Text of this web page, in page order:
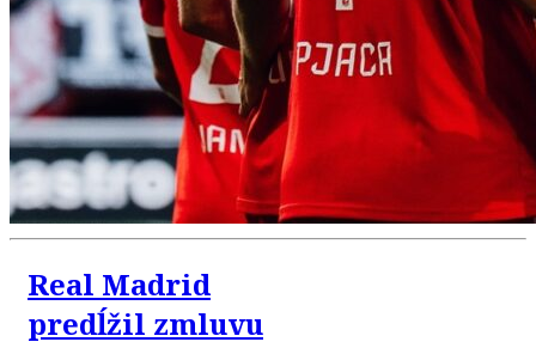
Real Madrid
predĺžil zmluvu